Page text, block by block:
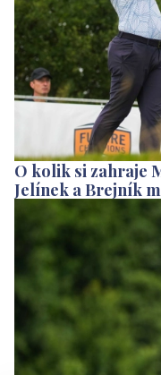
O kolik si zahraje
Jelínek a Brejník